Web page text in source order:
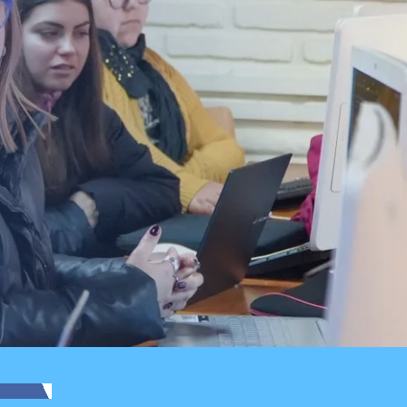
Local
Fondo Orasmi entrega máquina
de algodón de azúcar a padre
jefe de hogar en Curicó